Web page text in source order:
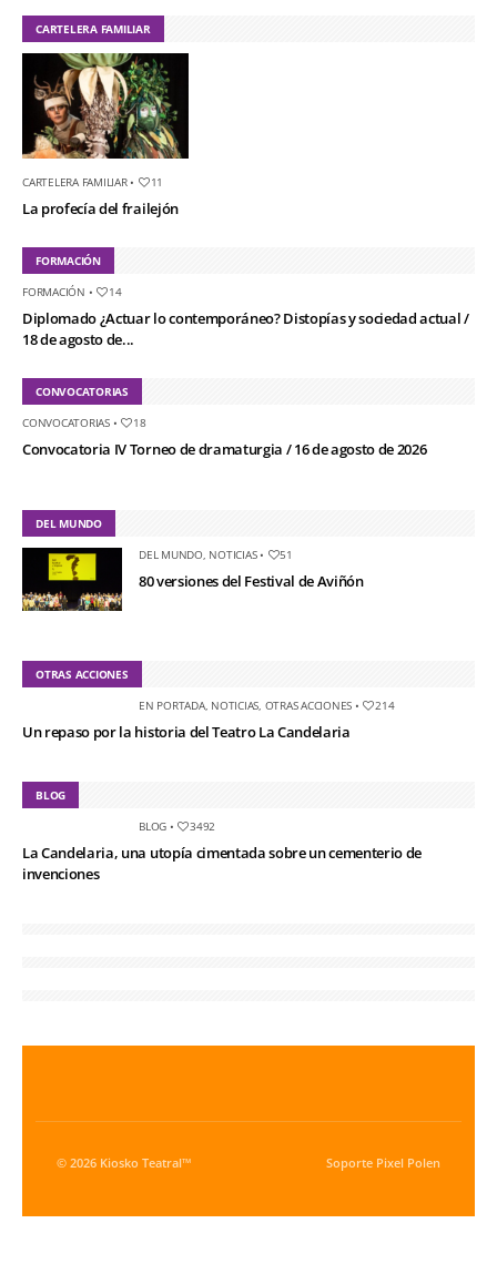
CARTELERA FAMILIAR
CARTELERA FAMILIAR• 11
La profecía del frailejón
FORMACIÓN
FORMACIÓN • 14
Diplomado ¿Actuar lo contemporáneo? Distopías y sociedad actual /
18 de agosto de...
CONVOCATORIAS
CONVOCATORIAS• 18
Convocatoria IV Torneo de dramaturgia / 16 de agosto de 2026
DEL MUNDO
DEL MUNDO, NOTICIAS• 51
80 versiones del Festival de Aviñón
OTRAS ACCIONES
EN PORTADA, NOTICIAS OTRAS ACCIONES • 214
Un repaso por la historia del Teatro La Candelaria
BLOG
BLOG • 3492
La Candelaria, una utopía cimentada sobre un cementerio de
invenciones
© 2026 Kiosko Teatral™ Soporte Pixel Polen